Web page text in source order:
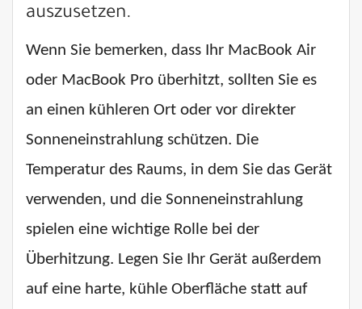
auszusetzen.
Wenn Sie bemerken, dass Ihr MacBook Air
oder MacBook Pro überhitzt, sollten Sie es
an einen kühleren Ort oder vor direkter
Sonneneinstrahlung schützen. Die
Temperatur des Raums, in dem Sie das Gerät
verwenden, und die Sonneneinstrahlung
spielen eine wichtige Rolle bei der
Überhitzung. Legen Sie Ihr Gerät außerdem
auf eine harte, kühle Oberfläche statt auf